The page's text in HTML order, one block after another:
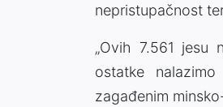
nepristupačnost
„Ovih 7.561 jesu
ostatke
zagađenim